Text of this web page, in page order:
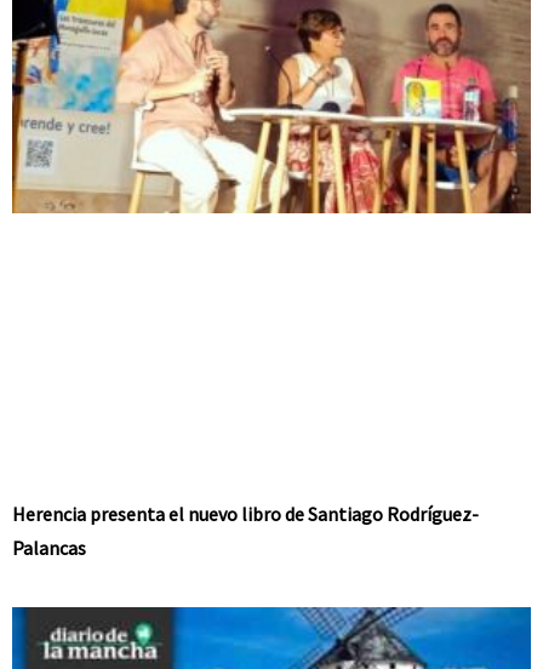
Herencia presenta el nuevo libro de Santiago Rodríguez-
Palancas